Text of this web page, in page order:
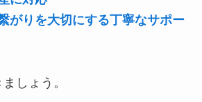
がりを大切にする丁寧なサポー
しょう。